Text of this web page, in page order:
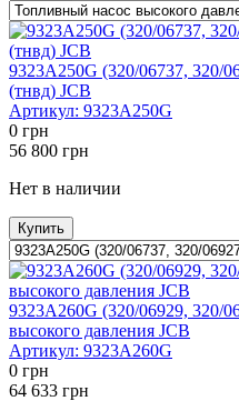
9323A250G (320/06737, 320/
(тнвд) JCB
Артикул: 9323A250G
0 грн
56 800 грн
Нет в наличии
Купить
9323A260G (320/06929, 320/
высокого давления JCB
Артикул: 9323A260G
0 грн
64 633 грн